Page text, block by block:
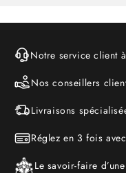
Notre service client
Nos conseillers
Livraisons
Réglez en 3 fois
Le savoir-faire